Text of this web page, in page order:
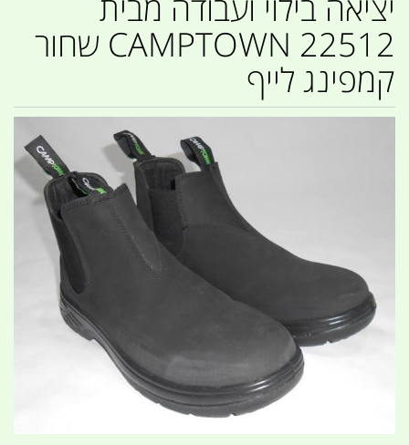
CAMPTOWN 22512 שחור
קמפינג לייף